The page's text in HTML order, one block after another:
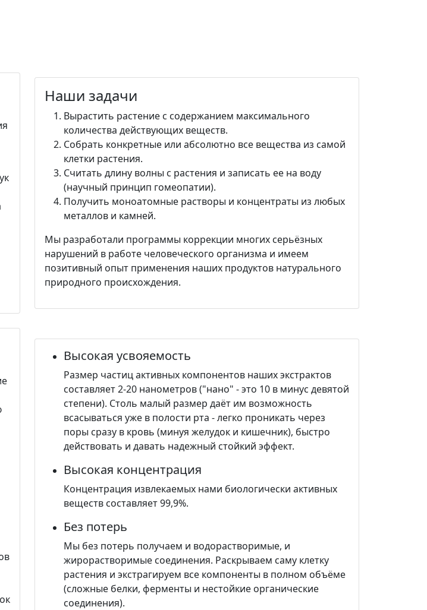
Наши задачи
Вырастить растение с содержанием максимального
количества действующих веществ.
Собрать конкретные или абсолютно все вещества из самой
клетки растения.
Считать длину волны с растения и записать ее на воду
(научный принцип гомеопатии).
Получить моноатомные растворы и концентраты из любых
металлов и камней.
Мы разработали программы коррекции многих серьёзных
нарушений в работе человеческого организма и имеем
позитивный опыт применения наших продуктов натурального
природного происхождения.
Высокая усвояемость
Размер частиц активных компонентов наших экстрактов
составляет 2-20 нанометров ("нано" - это 10 в минус девятой
степени). Столь малый размер даёт им возможность
всасываться уже в полости рта - легко проникать через
поры сразу в кровь (минуя желудок и кишечник), быстро
действовать и давать надежный стойкий эффект.
Высокая концентрация
Концентрация извлекаемых нами биологически активных
веществ составляет 99,9%.
Без потерь
Мы без потерь получаем и водорастворимые, и
жирорастворимые соединения. Раскрываем саму клетку
растения и экстрагируем все компоненты в полном объёме
(сложные белки, ферменты и нестойкие органические
соединения).